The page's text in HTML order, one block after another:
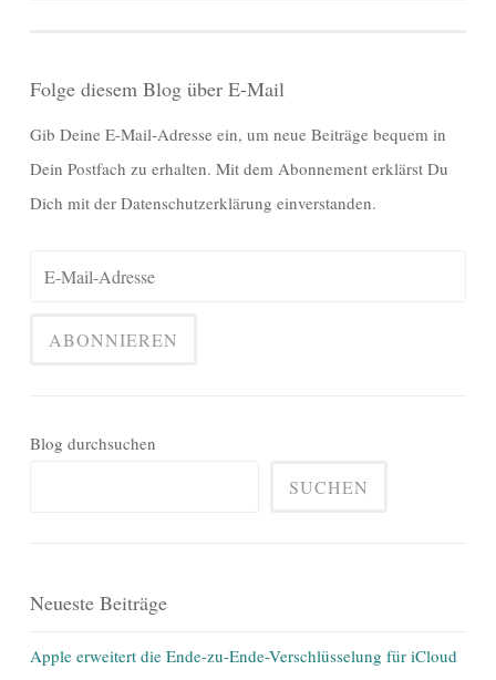
Folge diesem Blog über E-Mail
Gib Deine E-Mail-Adresse ein, um neue Beiträge bequem in
Dein Postfach zu erhalten. Mit dem Abonnement erklärst Du
Dich mit der Datenschutzerklärung einverstanden.
Blog durchsuchen
SUCHEN
Neueste Beiträge
Apple erweitert die Ende-zu-Ende-Verschlüsselung für iCloud